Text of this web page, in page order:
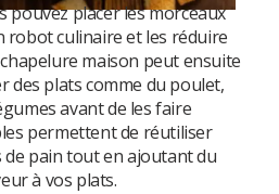
pouvez placer les morceaux
robot culinaire et les réduire
maison peut ensuite
des plats comme du poulet,
avant de les faire
permettent de réutiliser
de pain tout en ajoutant du
à vos plats.